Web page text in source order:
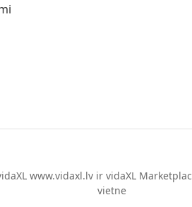
www.vidaxl.lv ir vidaXL
vietne